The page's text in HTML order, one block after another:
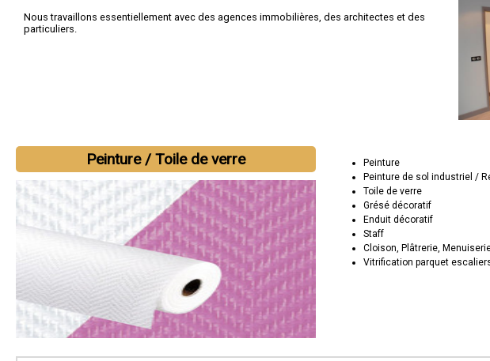
Nous travaillons essentiellement avec des agences immobilières, des architectes et des
particuliers.
Peinture / Toile de verre
Peinture
Peinture de sol industriel /
Toile de verre
Grésé décoratif
Enduit décoratif
Staff
Cloison, Plâtrerie,
Vitrification parquet